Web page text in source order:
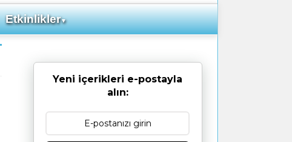
Etkinlikler▼
Yeni içerikleri e-postayla
alın: